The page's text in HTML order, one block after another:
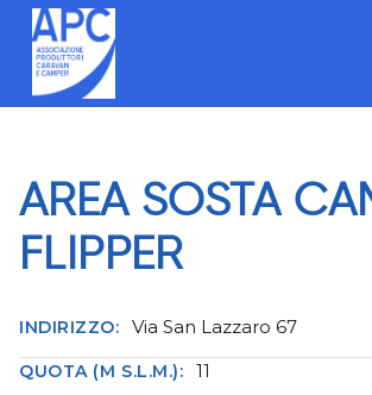
Salta
contenuto
AREA SOSTA
FLIPPER
INDIRIZZO: Via San Lazzaro 67
QUOTA (M S.L.M.): 11